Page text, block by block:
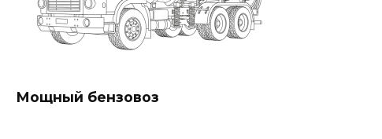
Мощный бензовоз